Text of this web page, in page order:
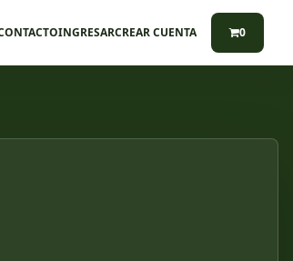
INGRESARCREAR CUENTA 0